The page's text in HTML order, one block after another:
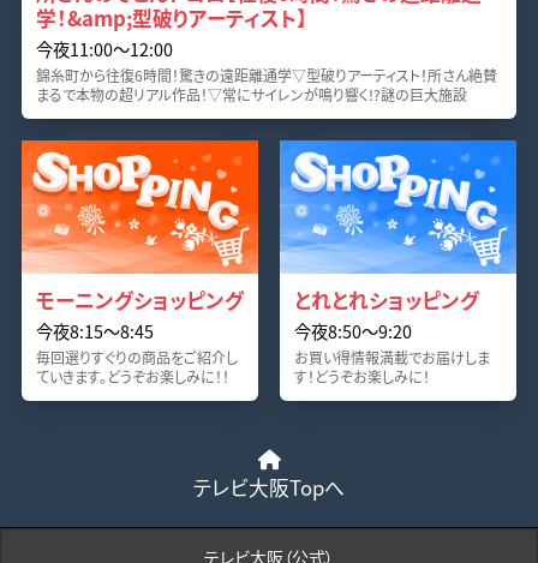
学！&amp;型破りアーティスト】
今夜11:00〜12:00
錦糸町から往復6時間！驚きの遠距離通学▽型破りアーティスト！所さん絶賛
まるで本物の超リアル作品！▽常にサイレンが鳴り響く!?謎の巨大施設
モーニングショッピング
今夜8:15〜8:45
毎回選りすぐりの商品をご紹介し
ていきます。どうぞお楽しみに！！
とれとれショッピング
今夜8:50〜9:20
お買い得情報満載でお届けしま
す！どうぞお楽しみに！
テレビ大阪Topへ
テレビ大阪（公式）